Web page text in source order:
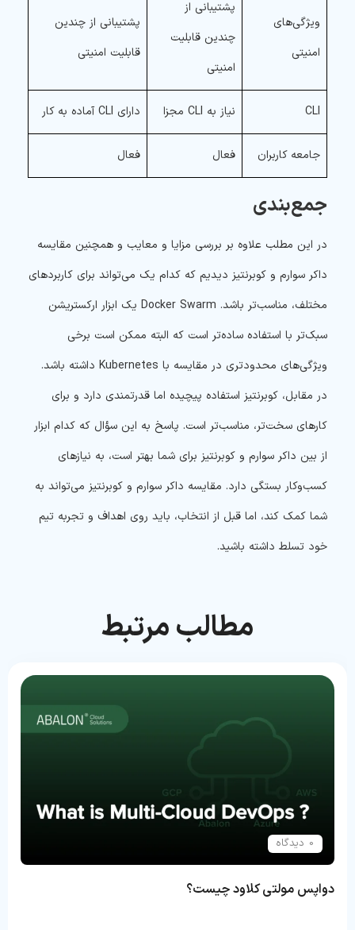
ویژگی‌های
امنیتی
پشتیبانی از
چندین قابلیت
امنیتی
پشتیبانی از چندین
قابلیت امنیتی
CLI نیاز به CLI مجزا دارای CLI آماده به کار
جامعه کاربران فعال فعال
جمع‌بندی
در این مطلب علاوه بر بررسی مزایا و معایب و همچنین مقایسه
داکر سوارم و کوبرنتیز دیدیم که کدام یک می‌تواند برای کاربردهای
مختلف، مناسب‌تر باشد. Docker Swarm یک ابزار ارکستریشن
سبک‌تر با استفاده ساده‌تر است که البته ممکن است برخی
ویژگی‌های محدودتری در مقایسه با Kubernetes داشته باشد.
در مقابل، کوبرنتیز استفاده پیچیده‌ اما قدرتمندی دارد و برای
کارهای سخت‌تر، مناسب‌تر است. پاسخ به این سؤال که کدام ابزار
از بین داکر سوارم و کوبرنتیز برای شما بهتر است، به نیازهای
کسب‌وکار بستگی دارد. مقایسه داکر سوارم و کوبرنتیز می‌تواند به
شما کمک کند، اما قبل از انتخاب، باید روی اهداف و تجربه تیم
خود تسلط داشته باشید.
مطالب مرتبط
0 دیدگاه
دواپس مولتی کلاود چیست؟